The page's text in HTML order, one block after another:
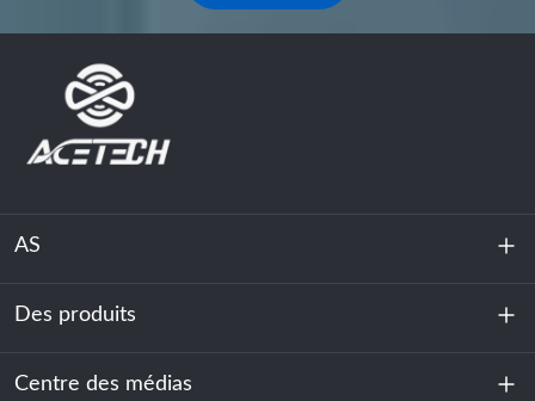
AS
À propos de nous
Durabilité
Des produits
Stockage d'énergie
Centre des médias